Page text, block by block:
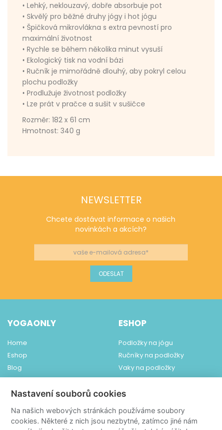
• Lehký, neklouzavý, dobře absorbuje pot
• Skvělý pro běžné druhy jógy i hot jógu
• Špičková mikrovlákna s extra pevností pro
maximální životnost
• Rychle se během několika minut vysuší
• Ekologický tisk na vodní bázi
• Ručník je mimořádně dlouhý, aby pokryl celou
plochu podložky
• Prodlužuje životnost podložky
• Lze prát v pračce a sušit v sušičce
Rozměr: 182 x 61 cm
Hmotnost: 340 g
NEWSLETTER
Chcete dostávat informace o našich
novinkách a akcích?
YOGAONLY
Home
Eshop
Blog
Obchodní podmínky
Dodání a platba
ESHOP
Podložky na jógu
Ručníky na podložky
Vaky na podložky
Ponožky ToeSox
Pomůcky na jógu
Šperky
Čaje YogiTea
Nastavení souborů cookies
Na našich webových stránkách používáme soubory
cookies. Některé z nich jsou nezbytné, zatímco jiné nám